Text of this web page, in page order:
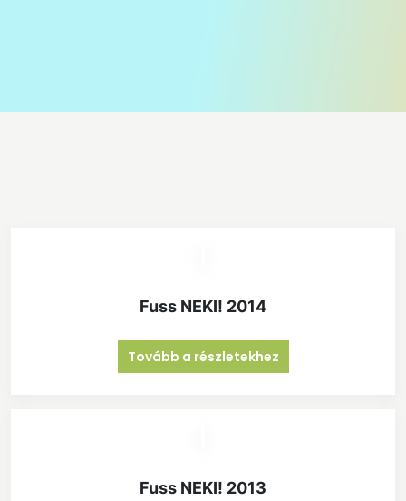
Fuss NEKI! 2014
Tovább a részletekhez
Fuss NEKI! 2013